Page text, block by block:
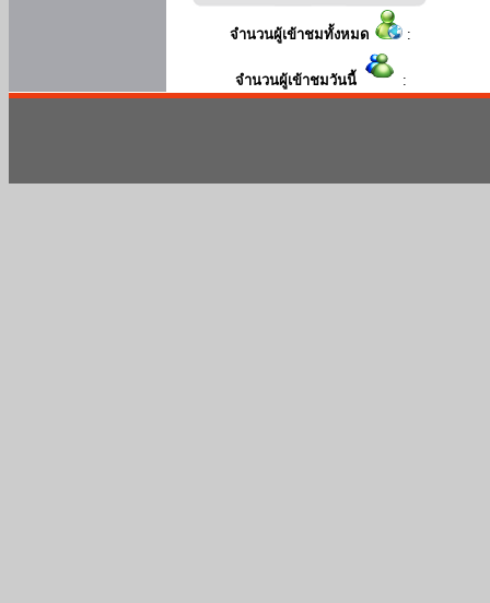
จำนวนผู้เข้าชมทั้งหมด :
จำนวนผู้เข้าชมวันนี้ :